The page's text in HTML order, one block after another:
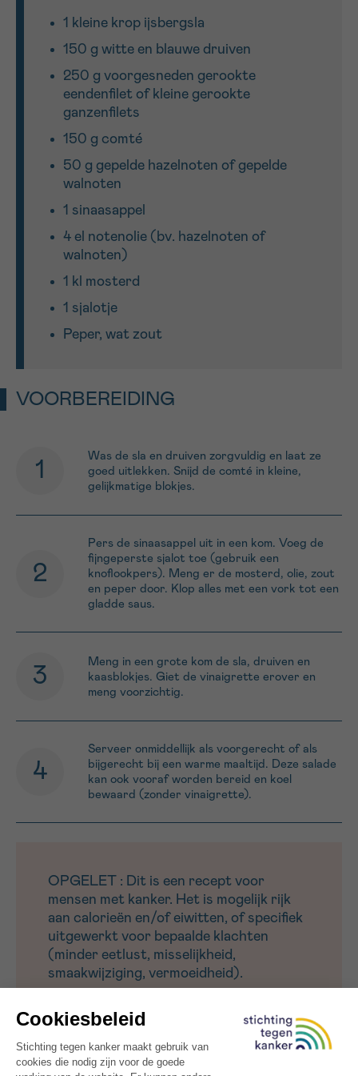
1 kleine krop ijsbergsla
150 g witte en blauwe druiven
250 g voorgesneden gerookte
eendenfilet of kleine gerookte
ganzenfilets
150 g comté
50 g gepelde hazelnoten of gepelde
walnoten
1 sinaasappel
4 el notenolie (bv. hazelnoten of
walnoten)
1 kl mosterd
1 sjalotje
Peper, wat zout
VOORBEREIDING
Was de sla en druiven zorgvuldig en laat ze
goed uitlekken. Snijd de comté in kleine,
gelijkmatige blokjes.
Pers de sinaasappel uit in een kom. Voeg de
fijngeperste sjalot toe (gebruik een
knoflookpers). Meng er de mosterd, olie, zout
en peper door. Klop alles met een vork tot een
gladde saus.
Meng in een grote kom de sla, druiven en
kaasblokjes. Giet de vinaigrette erover en
meng voorzichtig.
Serveer onmiddellijk als voorgerecht of als
bijgerecht bij een warme maaltijd. Deze salade
kan ook vooraf worden bereid en koel
bewaard (zonder vinaigrette).
OPGELET : Dit is een recept voor
mensen met kanker. Het is mogelijk rijk
aan calorieën en/of eiwitten, of specifiek
uitgewerkt voor bepaalde klachten
(minder eetlust, misselijkheid,
smaakwijziging, vermoeidheid).
Voor een andere seizoenssalade, probeer onze
winterslaatje met bieten, rijk aan antioxidanten
Sturen